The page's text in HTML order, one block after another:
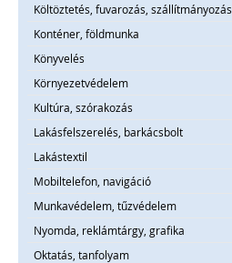
Költöztetés, fuvarozás, szállítmányozás
Konténer, földmunka
Könyvelés
Környezetvédelem
Kultúra, szórakozás
Lakásfelszerelés, barkácsbolt
Lakástextil
Mobiltelefon, navigáció
Munkavédelem, tűzvédelem
Nyomda, reklámtárgy, grafika
Oktatás, tanfolyam